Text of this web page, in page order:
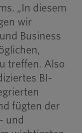
„In diesem
wir
Business
treffen. Also
BI-
fügten der
und